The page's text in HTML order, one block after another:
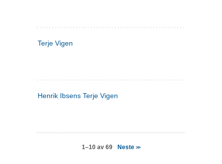
Terje Vigen
Henrik Ibsens Terje Vigen
1–10 av 69 Neste>>